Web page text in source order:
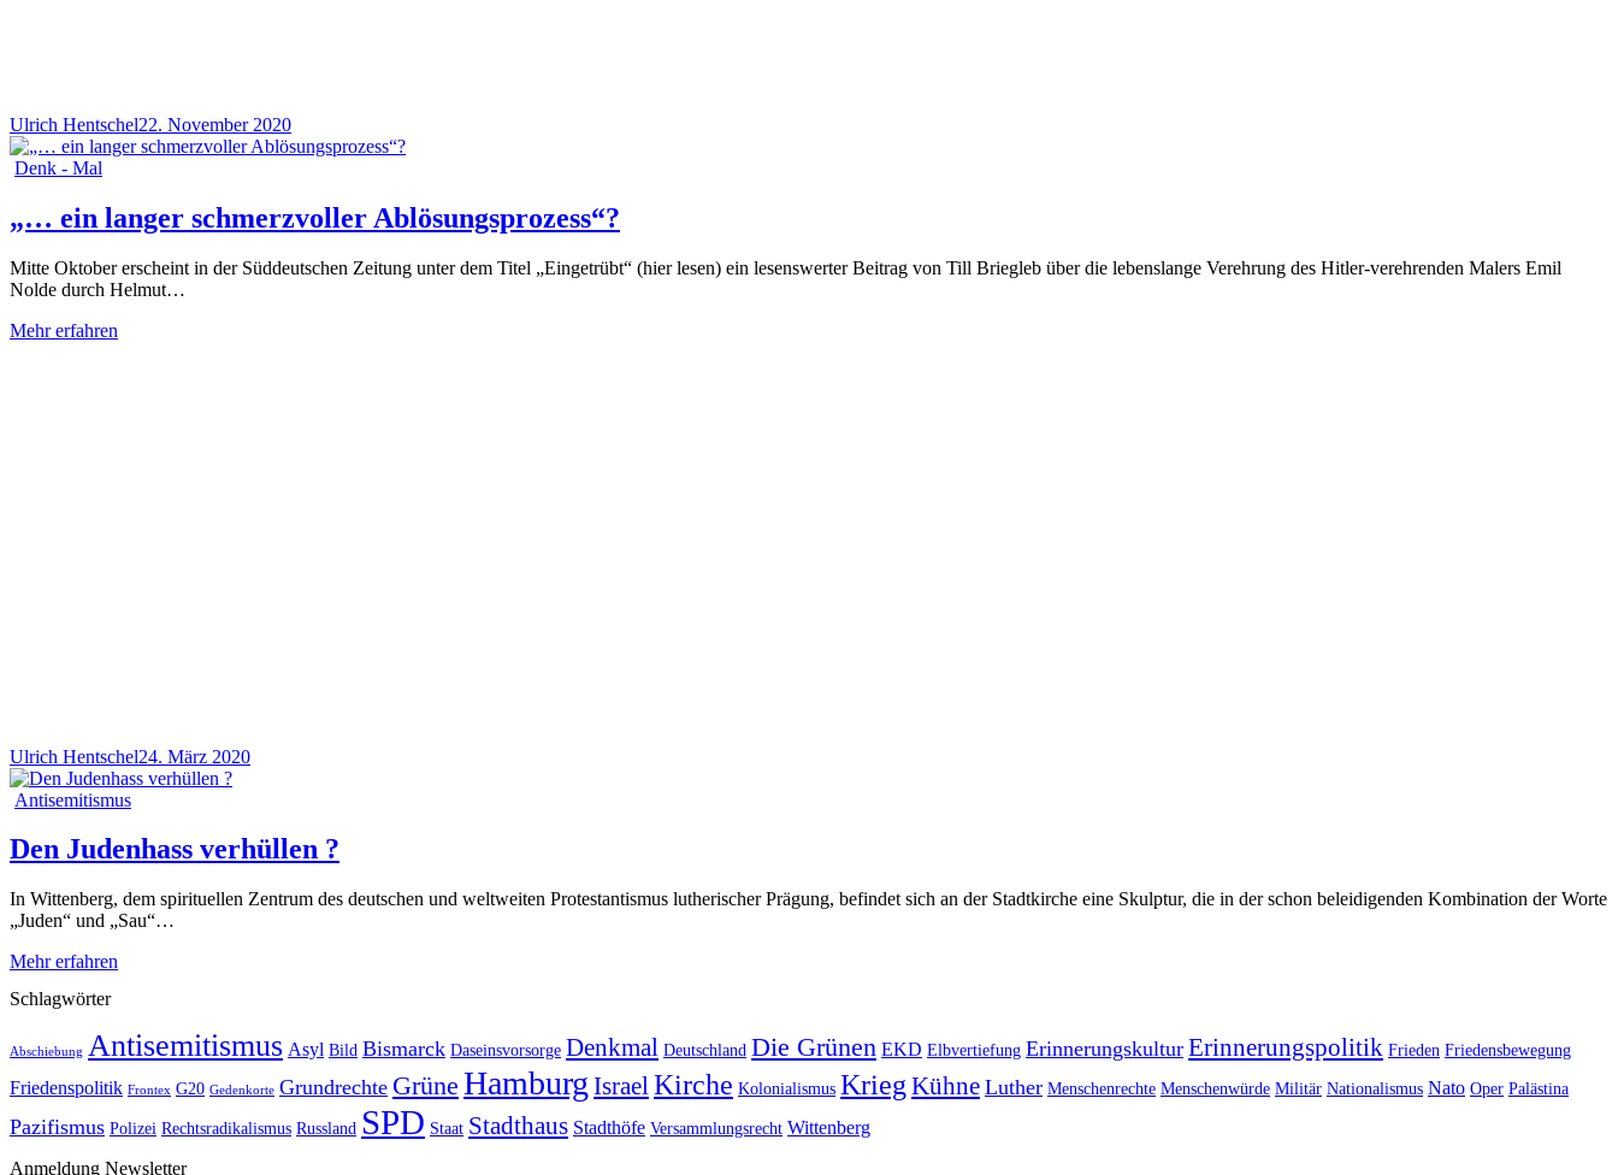
Ulrich Hentschel22. November 2020
Denk - Mal
„… ein langer schmerzvoller Ablösungsprozess“?
Mitte Oktober erscheint in der Süddeutschen Zeitung unter dem Titel „Eingetrübt“ (hier lesen) ein lesenswerter Beitrag von Till Briegleb über die lebenslange Verehrung des Hitler-verehrenden Malers Emil
Nolde durch Helmut…
Mehr erfahren
Ulrich Hentschel24. März 2020
Antisemitismus
Den Judenhass verhüllen ?
In Wittenberg, dem spirituellen Zentrum des deutschen und weltweiten Protestantismus lutherischer Prägung, befindet sich an der Stadtkirche eine Skulptur, die in der schon beleidigenden Kombination der Worte
„Juden“ und „Sau“…
Mehr erfahren
Schlagwörter
Abschiebung Antisemitismus Asyl Bild Bismarck Daseinsvorsorge Denkmal Deutschland Die Grünen EKD Elbvertiefung Erinnerungskultur Erinnerungspolitik Frieden Friedensbewegung
Friedenspolitik Frontex G20 Gedenkorte Grundrechte Grüne Hamburg Israel Kirche Kolonialismus Krieg Kühne Luther Menschenrechte Menschenwürde Militär Nationalismus Nato Oper Palästina
Pazifismus Polizei Rechtsradikalismus Russland SPD Staat Stadthaus Stadthöfe Versammlungsrecht Wittenberg
Anmeldung Newsletter